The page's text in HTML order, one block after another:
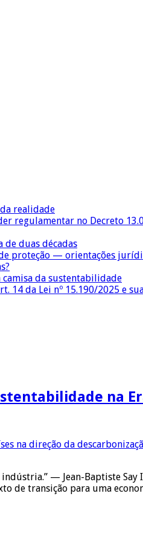
realidade
regulamentar no Decreto
de duas décadas
proteção — orientações
da sustentabilidade
da Lei nº 15.190/2025 e
na
— Jean-Baptiste
de transição para uma